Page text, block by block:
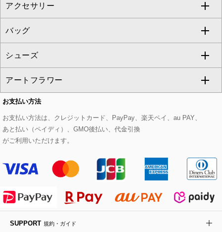
eur3
Maison de CINQ
MK MICHEL KLEIN BAG
re:edition project 165
ベスト・ジレ
パーカー
タンクトップ・キャミソール
スウェット・ジャージー
その他のトップス
その他のワンピース・ドレス
ハーフ・ショート丈パンツ
サロペット・オールインワン
その他のパンツ
ミモレ丈スカート
ショート・ミニ丈スカート
その他のスカート
ノーカラージャケット
セットアップ
セットアップジャケット
セットアップパンツ
セットアップスカート
セットアップワンピース
トレンチコート
ピーコート
ダッフルコート
チェスターコート
モッズコート
ステンカラーコート
ライダースジャケット
デニムジャケット
ダウンジャケット・コート
すべてのグッズ・小物
マスク
ストール・マフラー・スヌード
ベルト・サスペンダー
帽子
ヘアアクセサリー
ハンカチ・バンダナ
手袋
チャーム・ストラップ
アクセサリー
すべてのアクセサリー
ネックレス
ピアス・イヤリング
ブレスレット・バングル
ブローチ・コサージュ
バッグ
すべてのバッグ
トートバッグ
ショルダーバッグ
ボストンバッグ
バックパック・リュック
ボディバッグ・メッセンジャーバッグ
トラベルバッグ
シューズ
すべてのシューズ
パンプス
スニーカー
フラットシューズ
ローファー
ドレスシューズ
アートフラワー
すべてのアートフラワー
ローズ
カサブランカ・カラー
ラナンキュラス
ポプリアレンジ＆フレグランス
お支払い方法
お支払い方法は、クレジットカード、PayPay、楽天ペイ、au PAY、
あと払い（ペイディ）、GMO後払い、代金引換
がご利用いただけます。
SUPPORT 規約・ガイド